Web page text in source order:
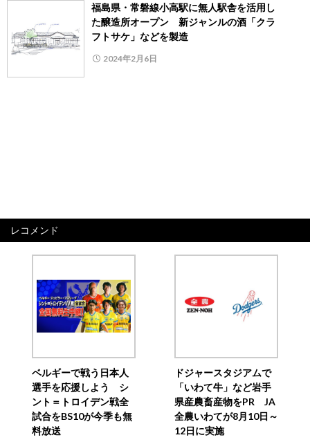
福島県・常磐線小高駅に無人駅舎を活用し
た醸造所オープン 新ジャンルの酒「クラ
フトサケ」などを製造
2024年2月6日
レコメンド
ベルギーで戦う日本人
選手を応援しよう シ
ント＝トロイデン戦全
試合をBS10が今季も無
料放送
ドジャースタジアムで
「いわて牛」など岩手
県産農畜産物をPR JA
全農いわてが8月10日～
12日に実施